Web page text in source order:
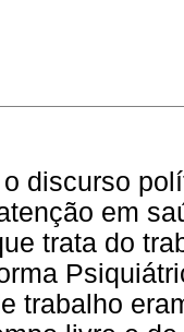
discurso
em
trata do
trabalho